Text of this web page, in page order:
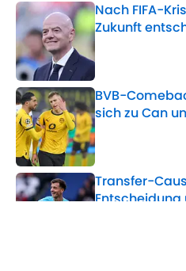
Nach FIFA-
Zukunft
Published by on
BVB-
sich zu Can
Published by on
Transfer-